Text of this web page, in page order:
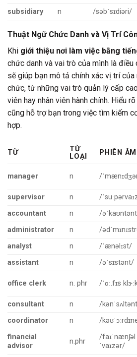
subsidiary
n /səbˈsɪdiəri/
Thuật Ngữ Chức Danh và Vị Trí
Khi giới thiệu nơi làm việc bằng
chức danh và vai trò của mình là
sẽ giúp bạn mô tả chính xác vị trí
chức, từ những vai trò quản lý cấp
viên hay nhân viên hành chính. Hiểu
cũng hỗ trợ bạn trong việc tìm kiếm
hợp.
TỪ
TỪ
LOẠI
PHIÊN ÂM
manager n /
supervisor
n /
accountant
n /
administrator
n /
analyst
n /ˈænəlɪst/
assistant
n /əˈsɪstənt/
office clerk n. phr /ˈɑː.fɪs
consultant
n /
coordinator
n /
financial
advisor
n.phr
/faɪˈnænʃəl
ˈvaɪzər/